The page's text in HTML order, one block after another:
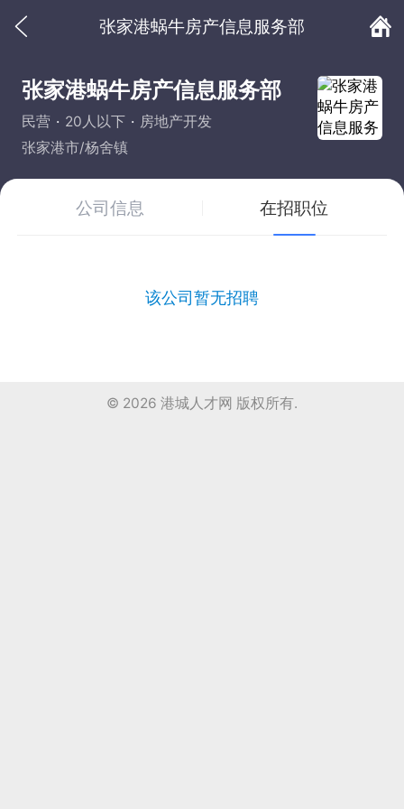
张家港蜗牛房产信息服务部
张家港蜗牛房产信息服务部
民营 20人以下
房地产开发
张家港市/杨舍镇
公司信息 在招职位
该公司暂无招聘
© 2026 港城人才网 版权所有.